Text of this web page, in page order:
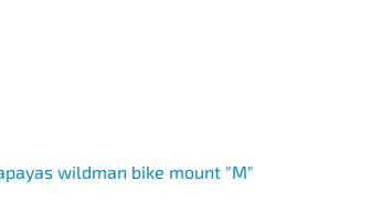
wildman bike mount "M"